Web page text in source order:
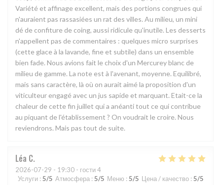
Variété et affinage excellent, mais des portions congrues qui
n'auraient pas rassasiées un rat des villes. Au milieu, un mini
dé de confiture de coing, aussi ridicule qu'inutile. Les desserts
n'appellent pas de commentaires : quelques micro surprises
(cette glace à la lavande, fine et subtile) dans un ensemble
bien fade. Nous avions fait le choix d'un Mercurey blanc de
milieu de gamme. La note est à l'avenant, moyenne. Equilibré,
mais sans caractère, là où on aurait aimé la proposition d'un
viticulteur engagé avec un jus sapide et marquant. Etait-ce la
chaleur de cette fin juillet qui a anéanti tout ce qui contribue
au piquant de l'établissement ? On voudrait le croire. Nous
reviendrons. Mais pas tout de suite.
Léa C
2026-07-29 - 19:30 - гости 4
Услуги : 5/5 Атмосфера : 5/5 Меню : 5/5 Цена / качество : 5/5